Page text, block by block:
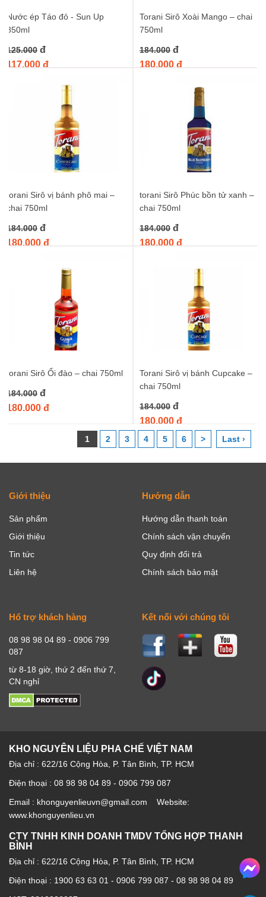
Nước ép Táo đỏ - Sun Up
850ml
125.000 đ
117.000 đ
Torani Sirô Xoài Mango – chai
750ml
184.000 đ
180.000 đ
torani Sirô vị bánh phô mai –
chai 750ml
184.000 đ
180.000 đ
torani Sirô Phúc bồn tử xanh –
chai 750ml
184.000 đ
180.000 đ
torani Sirô Ổi đào – chai 750ml
184.000 đ
180.000 đ
Torani Sirô vị bánh Cupcake –
chai 750ml
184.000 đ
180.000 đ
1 2 3 4 5 6 > Last ›
Giới thiệu
Sản phẩm
Giới thiệu
Tin tức
Liên hệ
Hướng dẫn
Hướng dẫn thanh toán
Chính sách vận chuyển
Quy định đổi trả
Chính sách bảo mật
Hổ trợ khách hàng
08 98 98 04 89 - 0906 799
087
từ 8-18 giờ, thứ 2 đến thứ 7,
CN nghỉ
Kết nối với chúng tôi
KHO NGUYÊN LIỆU PHA CHẾ VIỆT NAM
Địa chỉ : 622/16 Cộng Hòa, P. Tân Bình, TP. HCM
Điện thoại : 08 98 98 04 89 - 0906 799 087
Email : khonguyenlieuvn@gmail.com Website:
www.khonguyenlieu.vn
CTY TNHH KINH DOANH TMDV TỔNG HỢP THANH
BÌNH
Địa chỉ : 622/16 Cộng Hòa, P. Tân Bình, TP. HCM
Điện thoại : 1900 63 63 01 - 0906 799 087 - 08 98 98 04 89